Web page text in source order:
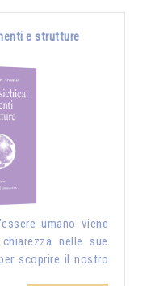
e strutture
umano viene
nelle sue
scoprire il nostro